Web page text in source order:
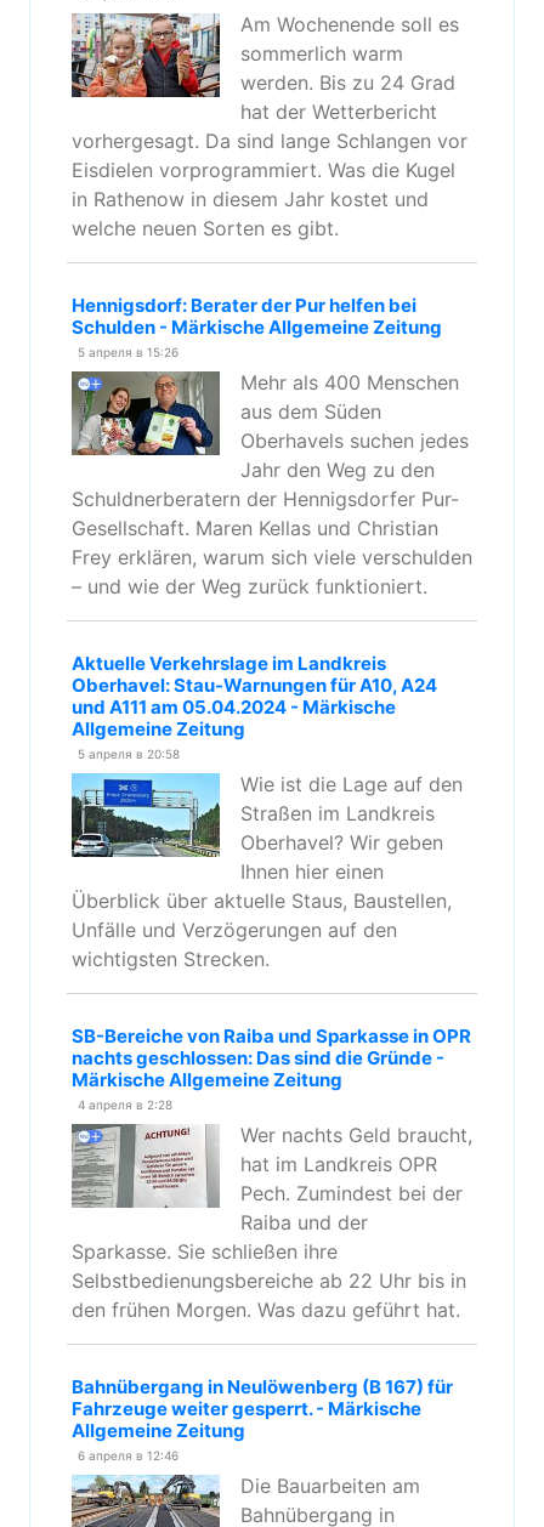
Am Wochenende soll es
sommerlich warm
werden. Bis zu 24 Grad
hat der Wetterbericht
vorhergesagt. Da sind lange Schlangen vor
Eisdielen vorprogrammiert. Was die Kugel
in Rathenow in diesem Jahr kostet und
welche neuen Sorten es gibt.
Hennigsdorf: Berater der Pur helfen bei
Schulden - Märkische Allgemeine Zeitung
5 апреля в 15:26
Mehr als 400 Menschen
aus dem Süden
Oberhavels suchen jedes
Jahr den Weg zu den
Schuldnerberatern der Hennigsdorfer Pur-
Gesellschaft. Maren Kellas und Christian
Frey erklären, warum sich viele verschulden
– und wie der Weg zurück funktioniert.
Aktuelle Verkehrslage im Landkreis
Oberhavel: Stau-Warnungen für A10, A24
und A111 am 05.04.2024 - Märkische
Allgemeine Zeitung
5 апреля в 20:58
Wie ist die Lage auf den
Straßen im Landkreis
Oberhavel? Wir geben
Ihnen hier einen
Überblick über aktuelle Staus, Baustellen,
Unfälle und Verzögerungen auf den
wichtigsten Strecken.
SB-Bereiche von Raiba und Sparkasse in OPR
nachts geschlossen: Das sind die Gründe -
Märkische Allgemeine Zeitung
4 апреля в 2:28
Wer nachts Geld braucht,
hat im Landkreis OPR
Pech. Zumindest bei der
Raiba und der
Sparkasse. Sie schließen ihre
Selbstbedienungsbereiche ab 22 Uhr bis in
den frühen Morgen. Was dazu geführt hat.
Bahnübergang in Neulöwenberg (B 167) für
Fahrzeuge weiter gesperrt. - Märkische
Allgemeine Zeitung
6 апреля в 12:46
Die Bauarbeiten am
Bahnübergang in